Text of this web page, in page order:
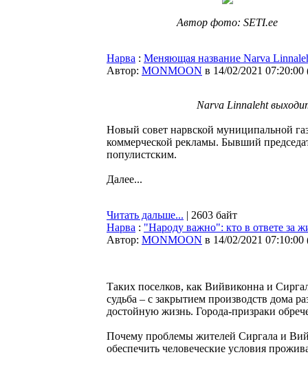
Автор фото: SETI.ee
Нарва : Меняющая название Narva
Автор: MONMOON в 14/02/2021 07:20:00
Narva Linnaleht
Новый совет нарвской муниципальной
коммерческой рекламы. Бывший
популистским.
Далее...
Читать дальше... | 2603 байт
Нарва : "Народу важно": кто в ответе за
Автор: MONMOON в 14/02/2021 07:10:00
Таких поселков, как Вийвиконна и
судьба – с закрытием производств дома
достойную жизнь. Города-призраки
Почему проблемы жителей Сиргала и
обеспечить человеческие условия